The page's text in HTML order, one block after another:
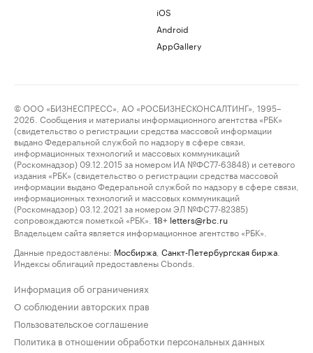
iOS
Android
AppGallery
© ООО «БИЗНЕСПРЕСС», АО «РОСБИЗНЕСКОНСАЛТИНГ», 1995–
2026. Сообщения и материалы информационного агентства «РБК»
(свидетельство о регистрации средства массовой информации
выдано Федеральной службой по надзору в сфере связи,
информационных технологий и массовых коммуникаций
(Роскомнадзор) 09.12.2015 за номером ИА №ФС77-63848) и сетевого
издания «РБК» (свидетельство о регистрации средства массовой
информации выдано Федеральной службой по надзору в сфере связи,
информационных технологий и массовых коммуникаций
(Роскомнадзор) 03.12.2021 за номером ЭЛ №ФС77-82385)
сопровождаются пометкой «РБК».
18+ letters@rbc.ru
Владельцем сайта является информационное агентство «РБК».
Данные предоставлены: Мосбиржа Санкт-Петербургская биржа
Индексы облигаций предоставлены Cbonds.
Информация об ограничениях
О соблюдении авторских прав
Пользовательское соглашение
Политика в отношении обработки персональных данных